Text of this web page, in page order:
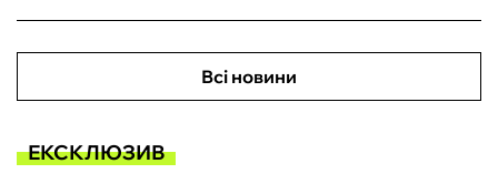
Всі новини
ЕКСКЛЮЗИВ